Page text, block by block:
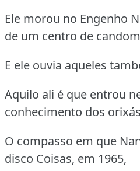
Ele morou no Engenho
de um centro de
E ele ouvia aqueles
Aquilo ali é que entrou
conhecimento dos
O compasso em que
disco Coisas, em 1965,